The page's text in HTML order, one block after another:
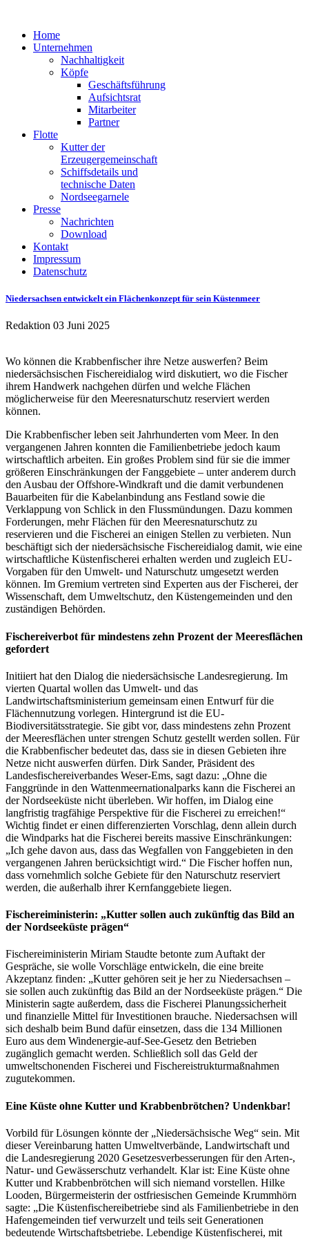
Home
Unternehmen
Nachhaltigkeit
Köpfe
Geschäftsführung
Aufsichtsrat
Mitarbeiter
Partner
Flotte
Kutter der
Erzeugergemeinschaft
Schiffsdetails und
technische Daten
Nordseegarnele
Presse
Nachrichten
Download
Kontakt
Impressum
Datenschutz
Niedersachsen entwickelt ein Flächenkonzept für sein Küstenmeer
Redaktion 03 Juni 2025
Wo können die Krabbenfischer ihre Netze auswerfen? Beim
niedersächsischen Fischereidialog wird diskutiert, wo die Fischer
ihrem Handwerk nachgehen dürfen und welche Flächen
möglicherweise für den Meeresnaturschutz reserviert werden
können.
Die Krabbenfischer leben seit Jahrhunderten vom Meer. In den
vergangenen Jahren konnten die Familienbetriebe jedoch kaum
wirtschaftlich arbeiten. Ein großes Problem sind für sie die immer
größeren Einschränkungen der Fanggebiete – unter anderem durch
den Ausbau der Offshore-Windkraft und die damit verbundenen
Bauarbeiten für die Kabelanbindung ans Festland sowie die
Verklappung von Schlick in den Flussmündungen. Dazu kommen
Forderungen, mehr Flächen für den Meeresnaturschutz zu
reservieren und die Fischerei an einigen Stellen zu verbieten. Nun
beschäftigt sich der niedersächsische Fischereidialog damit, wie eine
wirtschaftliche Küstenfischerei erhalten werden und zugleich EU-
Vorgaben für den Umwelt- und Naturschutz umgesetzt werden
können. Im Gremium vertreten sind Experten aus der Fischerei, der
Wissenschaft, dem Umweltschutz, den Küstengemeinden und den
zuständigen Behörden.
Fischereiverbot für mindestens zehn Prozent der Meeresflächen
gefordert
Initiiert hat den Dialog die niedersächsische Landesregierung. Im
vierten Quartal wollen das Umwelt- und das
Landwirtschaftsministerium gemeinsam einen Entwurf für die
Flächennutzung vorlegen. Hintergrund ist die EU-
Biodiversitätsstrategie. Sie gibt vor, dass mindestens zehn Prozent
der Meeresflächen unter strengen Schutz gestellt werden sollen. Für
die Krabbenfischer bedeutet das, dass sie in diesen Gebieten ihre
Netze nicht auswerfen dürfen. Dirk Sander, Präsident des
Landesfischereiverbandes Weser-Ems, sagt dazu: „Ohne die
Fanggründe in den Wattenmeernationalparks kann die Fischerei an
der Nordseeküste nicht überleben. Wir hoffen, im Dialog eine
langfristig tragfähige Perspektive für die Fischerei zu erreichen!“
Wichtig findet er einen differenzierten Vorschlag, denn allein durch
die Windparks hat die Fischerei bereits massive Einschränkungen:
„Ich gehe davon aus, dass das Wegfallen von Fanggebieten in den
vergangenen Jahren berücksichtigt wird.“ Die Fischer hoffen nun,
dass vornehmlich solche Gebiete für den Naturschutz reserviert
werden, die außerhalb ihrer Kernfanggebiete liegen.
Fischereiministerin: „Kutter sollen auch zukünftig das Bild an
der Nordseeküste prägen“
Fischereiministerin Miriam Staudte betonte zum Auftakt der
Gespräche, sie wolle Vorschläge entwickeln, die eine breite
Akzeptanz finden: „Kutter gehören seit je her zu Niedersachsen –
sie sollen auch zukünftig das Bild an der Nordseeküste prägen.“ Die
Ministerin sagte außerdem, dass die Fischerei Planungssicherheit
und finanzielle Mittel für Investitionen brauche. Niedersachsen will
sich deshalb beim Bund dafür einsetzen, dass die 134 Millionen
Euro aus dem Windenergie-auf-See-Gesetz den Betrieben
zugänglich gemacht werden. Schließlich soll das Geld der
umweltschonenden Fischerei und Fischereistrukturmaßnahmen
zugutekommen.
Eine Küste ohne Kutter und Krabbenbrötchen? Undenkbar!
Vorbild für Lösungen könnte der „Niedersächsische Weg“ sein. Mit
dieser Vereinbarung hatten Umweltverbände, Landwirtschaft und
die Landesregierung 2020 Gesetzesverbesserungen für den Arten-,
Natur- und Gewässerschutz verhandelt. Klar ist: Eine Küste ohne
Kutter und Krabbenbrötchen will sich niemand vorstellen. Hilke
Looden, Bürgermeisterin der ostfriesischen Gemeinde Krummhörn
sagte: „Die Küstenfischereibetriebe sind als Familienbetriebe in den
Hafengemeinden tief verwurzelt und teils seit Generationen
bedeutende Wirtschaftsbetriebe. Lebendige Küstenfischerei, mit